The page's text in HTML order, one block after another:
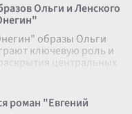
Ольги и Ленского
образы Ольги
ключевую роль и
центральных
роман "Евгений